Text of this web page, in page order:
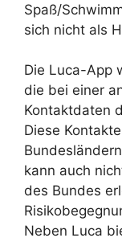
Spaß/
sich nicht als
Die Luca-App
die bei einer
Kontaktdaten
Diese
kann auch
des Bundes
Neben Luca